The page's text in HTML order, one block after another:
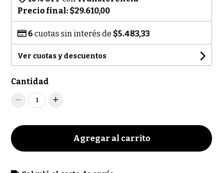
Precio final: $29.610,00
6cuotas sin interés de $5.483,33
Ver cuotas y descuentos
Cantidad
1
Agregar al carrito